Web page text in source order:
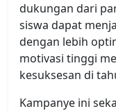
dukungan dari
siswa dapat
dengan lebih
motivasi tinggi
kesuksesan di
Kampanye ini